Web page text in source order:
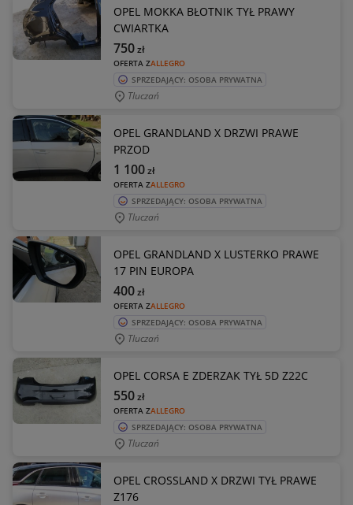
OPEL MOKKA BŁOTNIK TYŁ PRAWY
CWIARTKA
OFERTA ZALLEGRO
750zł
SPRZEDAJĄCY: OSOBA PRYWATNA
Tluczań
OPEL GRANDLAND X DRZWI PRAWE
PRZOD
OFERTA ZALLEGRO
1 100zł
SPRZEDAJĄCY: OSOBA PRYWATNA
Tluczań
OPEL GRANDLAND X LUSTERKO PRAWE
17 PIN EUROPA
OFERTA ZALLEGRO
400zł
SPRZEDAJĄCY: OSOBA PRYWATNA
Tluczań
OPEL CORSA E ZDERZAK TYŁ 5D Z22C
OFERTA ZALLEGRO
550zł
SPRZEDAJĄCY: OSOBA PRYWATNA
Tluczań
OPEL CROSSLAND X DRZWI TYŁ PRAWE
Z176